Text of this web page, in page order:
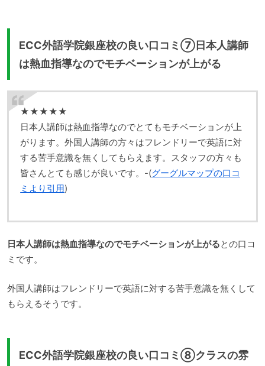
ECC外語学院銀座校の良い口コミ⑦日本人講師
は熱血指導なのでモチベーションが上がる
★★★★★
日本人講師は熱血指導なのでとてもモチベーションが上
がります。外国人講師の方々はフレンドリーで英語に対
する苦手意識を無くしてもらえます。スタッフの方々も
皆さんとても感じが良いです。-(グーグルマップの口コ
ミより引用)
日本人講師は熱血指導なのでモチベーションが上がるとの口コ
ミです。
外国人講師はフレンドリーで英語に対する苦手意識を無くして
もらえるそうです。
ECC外語学院銀座校の良い口コミ⑧クラスの雰